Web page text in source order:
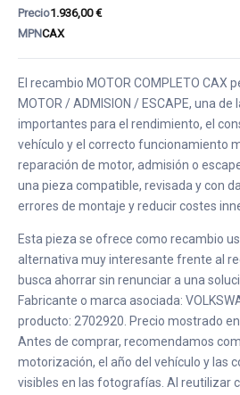
Precio1.936,00 €
MPNCAX
El recambio MOTOR COMPLETO CAX
MOTOR / ADMISION / ESCAPE, una de
importantes para el rendimiento, el
vehículo y el correcto funcionamiento
reparación de motor, admisión o
una pieza compatible, revisada y con
errores de montaje y reducir costes
Esta pieza se ofrece como recambio
alternativa muy interesante frente al
busca ahorrar sin renunciar a una
Fabricante o marca asociada:
producto: 2702920. Precio mostrado en
Antes de comprar, recomendamos
motorización, el año del vehículo y las
visibles en las fotografías. Al reutilizar